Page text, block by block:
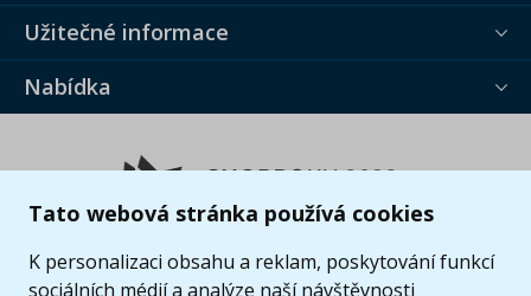
Tato webová stránka používá cookies
K personalizaci obsahu a reklam, poskytování funkcí
sociálních médií a analýze naší návštěvnosti
Užitečné informace
Nabídka